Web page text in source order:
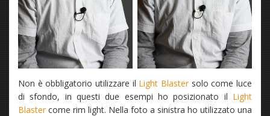
Non è obbligatorio utilizzare il Light Blaster solo come luce
di sfondo, in questi due esempi ho posizionato il Light
Blaster come rim light. Nella foto a sinistra ho utilizzato una